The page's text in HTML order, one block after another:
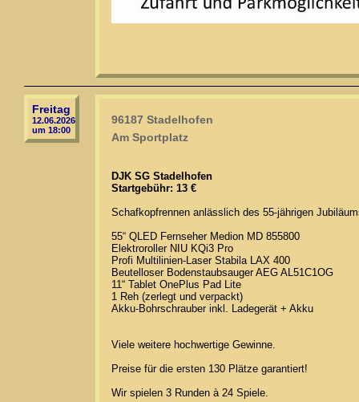
Freitag
12.06.2026
um 18:00
96187 Stadelhofen
Am Sportplatz
DJK SG Stadelhofen
Startgebühr: 13 €
Schafkopfrennen anlässlich des 55-jährigen
55“ QLED Fernseher Medion MD 855800
Elektroroller NIU KQi3 Pro
Profi Multilinien-Laser Stabila LAX 400
Beutelloser Bodenstaubsauger AEG AL51C1OG
11“ Tablet OnePlus Pad Lite
1 Reh (zerlegt und verpackt)
Akku-Bohrschrauber inkl. Ladegerät + Akku
Viele weitere hochwertige Gewinne.
Preise für die ersten 130 Plätze garantiert!
Wir spielen 3 Runden à 24 Spiele.